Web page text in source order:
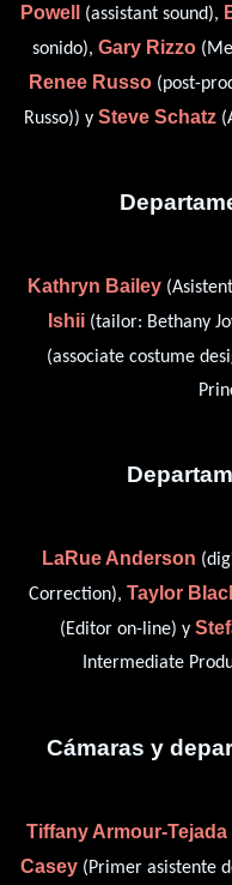
Powell
(assistant sound),
sonido), Gary Rizzo
Renee Russo (post-
Russo)) y Steve Schatz
Kathryn Bailey
Ishii (tailor: Bethany
(associate costume
LaRue Anderson
Correction), Taylor
(Editor on-line) y
Intermediate
Cámaras y
Tiffany Armour-Tejada
Casey(Primer asistente